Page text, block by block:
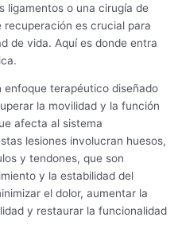
ligamentos o una cirugía de
recuperación es crucial para
de vida. Aquí es donde entra
terapéutico diseñado
la movilidad y la función
afecta al sistema
lesiones involucran huesos,
y tendones, que son
y la estabilidad del
el dolor, aumentar la
y restaurar la funcionalidad